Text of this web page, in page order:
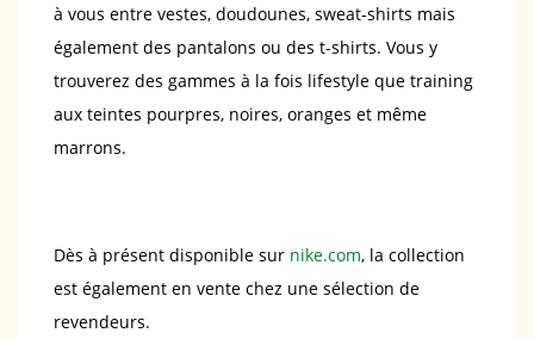
à vous entre vestes, doudounes, sweat-shirts mais
également des pantalons ou des t-shirts. Vous y
trouverez des gammes à la fois lifestyle que training
aux teintes pourpres, noires, oranges et même
marrons.
Dès à présent disponible sur nike.com, la collection
est également en vente chez une sélection de
revendeurs.